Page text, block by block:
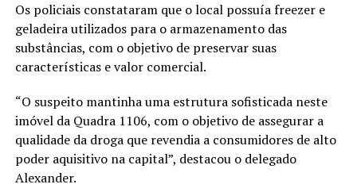
Os policiais constataram que o local possuía freezer e
geladeira utilizados para o armazenamento das
substâncias, com o objetivo de preservar suas
características e valor comercial.
“O suspeito mantinha uma estrutura sofisticada neste
imóvel da Quadra 1106, com o objetivo de assegurar a
qualidade da droga que revendia a consumidores de alto
poder aquisitivo na capital”, destacou o delegado
Alexander.